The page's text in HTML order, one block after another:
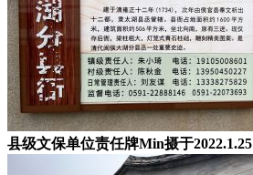
县级文保单位责任牌Min摄于2022.1.25